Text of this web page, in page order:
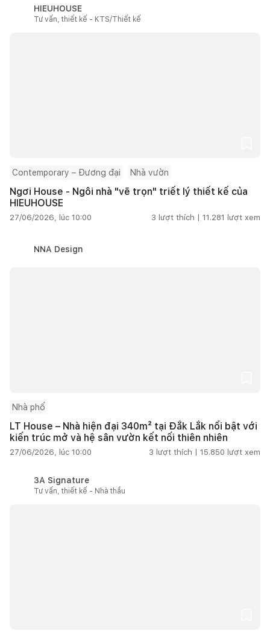
HIEUHOUSE
Tư vấn, thiết kế - KTS/Thiết kế
Contemporary – Đương đại Nhà vườn
Ngơi House - Ngôi nhà "vẽ trọn" triết lý thiết kế của
HIEUHOUSE
27/06/2026, lúc 10:00 3 lượt thích | 11.281 lượt xem
NNA Design
Nhà phố
LT House – Nhà hiện đại 340m² tại Đắk Lắk nổi bật với
kiến trúc mở và hệ sân vườn kết nối thiên nhiên
27/06/2026, lúc 10:00 3 lượt thích | 15.850 lượt xem
3A Signature
Tư vấn, thiết kế - Nhà thầu